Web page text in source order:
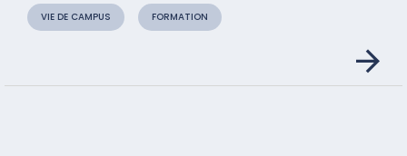
VIE DE CAMPUS FORMATION